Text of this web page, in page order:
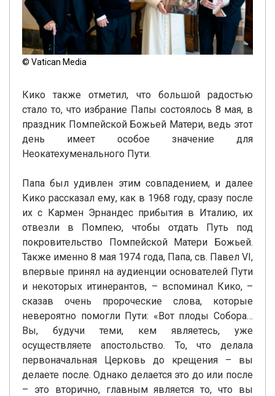
© Vatican Media
Кико также отметил, что большой радостью
стало то, что избрание Папы состоялось 8 мая, в
праздник Помпейской Божьей Матери, ведь этот
день имеет особое значение для
Неокатехуменального Пути.
Папа был удивлен этим совпадением, и далее
Кико рассказал ему, как в 1968 году, сразу после
их с Кармен Эрнандес прибытия в Италию, их
отвезли в Помпею, чтобы отдать Путь под
покровительство Помпейской Матери Божьей.
Также именно 8 мая 1974 года, Папа, св. Павел VI,
впервые принял на аудиенции основателей Пути
и некоторых итинерантов, – вспоминал Кико, –
сказав очень пророческие слова, которые
невероятно помогли Пути: «Вот плоды Собора…
Вы, будучи теми, кем являетесь, уже
осуществляете апостольство. То, что делала
первоначальная Церковь до крещения – вы
делаете после. Однако делается это до или после
– это вторично, главным является то, что вы